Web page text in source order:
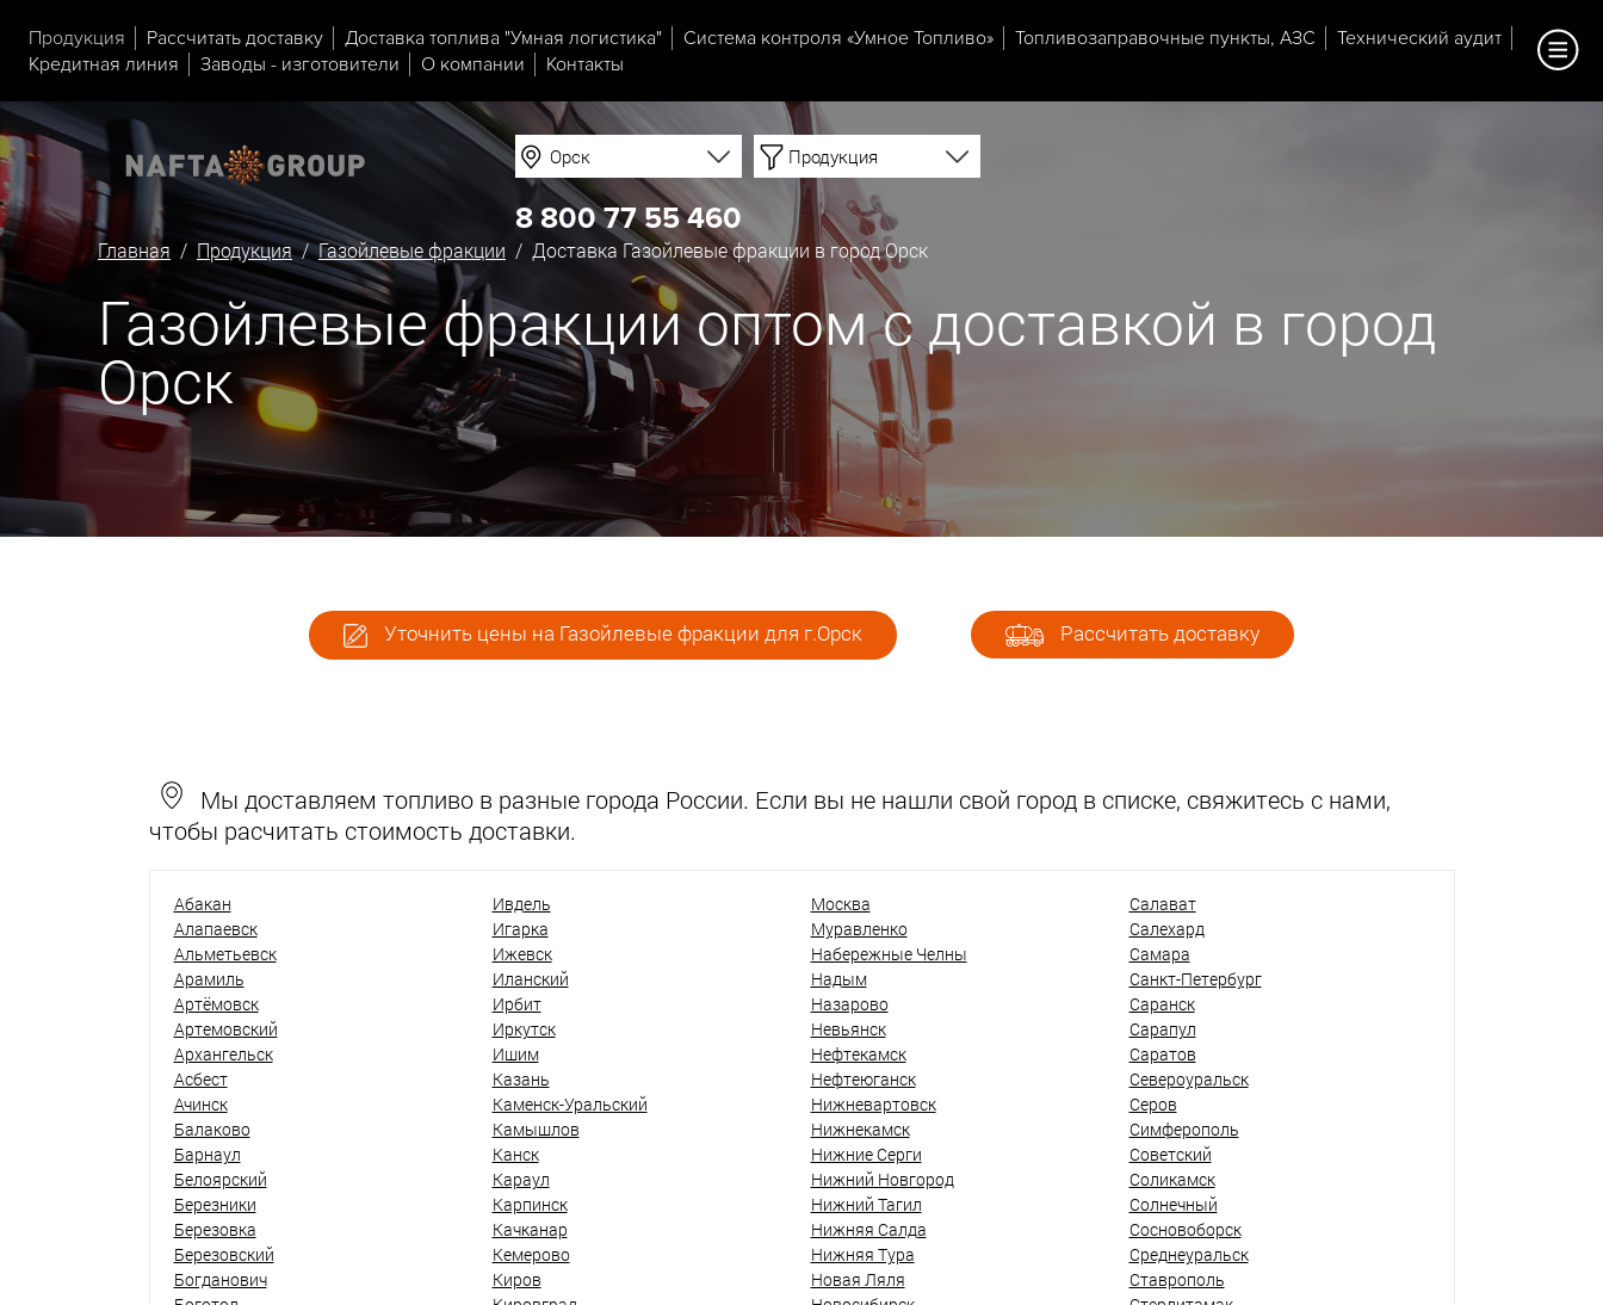
Продукция Рассчитать доставку Доставка топлива "Умная логистика" Система контроля «Умное Топливо» Топливозаправочные пункты, АЗС
Технический аудит
Кредитная линия
Заводы - изготовители О компании Контакты
Орск Продукция
8 800 77 55 460
Главная / Продукция/Газойлевые фракции / Доставка Газойлевые фракции в город Орск
Газойлевые фракции оптом с доставкой в город
Орск
Уточнить цены на Газойлевые фракции для г.Орск Рассчитать доставку
Мы доставляем топливо в разные города России. Если вы не нашли свой город в списке, свяжитесь с нами,
чтобы расчитать стоимость доставки.
Абакан
Алапаевск
Альметьевск
Арамиль
Артёмовск
Артемовский
Архангельск
Асбест
Ачинск
Балаково
Барнаул
Белоярский
Березники
Березовка
Березовский
Богданович
Ивдель
Игарка
Ижевск
Иланский
Ирбит
Иркутск
Ишим
Казань
Каменск-Уральский
Камышлов
Канск
Караул
Карпинск
Качканар
Кемерово
Киров
Москва
Муравленко
Набережные Челны
Надым
Назарово
Невьянск
Нефтекамск
Нефтеюганск
Нижневартовск
Нижнекамск
Нижние Серги
Нижний Новгород
Нижний Тагил
Нижняя Салда
Нижняя Тура
Новая Ляля
Салават
Салехард
Самара
Санкт-Петербург
Саранск
Сарапул
Саратов
Североуральск
Серов
Симферополь
Советский
Соликамск
Солнечный
Сосновоборск
Среднеуральск
Ставрополь